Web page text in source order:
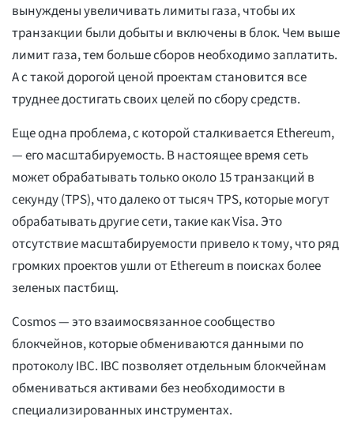
вынуждены увеличивать лимиты газа, чтобы их
транзакции были добыты и включены в блок. Чем выше
лимит газа, тем больше сборов необходимо заплатить.
А с такой дорогой ценой проектам становится все
труднее достигать своих целей по сбору средств.
Еще одна проблема, с которой сталкивается Ethereum,
— его масштабируемость. В настоящее время сеть
может обрабатывать только около 15 транзакций в
секунду (TPS), что далеко от тысяч TPS, которые могут
обрабатывать другие сети, такие как Visa. Это
отсутствие масштабируемости привело к тому, что ряд
громких проектов ушли от Ethereum в поисках более
зеленых пастбищ.
Cosmos — это взаимосвязанное сообщество
блокчейнов, которые обмениваются данными по
протоколу IBC. IBC позволяет отдельным блокчейнам
обмениваться активами без необходимости в
специализированных инструментах.